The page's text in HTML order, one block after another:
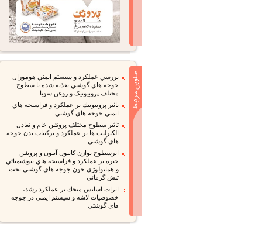
بررسي عملكرد و سيستم ايمني هومورال
جوجه ‌هاي گوشتي تغذيه شده با سطوح
مختلف پروبيوتيک و روغن سويا
تاثير پروبيوتيك بر عملكرد و فراسنجه هاي
ايمني جوجه هاي گوشتي
تاثير سطوح مختلف پروتئين خام و تعادل
الكترليت ها بر عملكرد و تركيبات بدن جوجه
هاي گوشتي
اثرسطوح توازن كاتيون آنيون و پروتئين
جيره بر عملكرد و فراسنجه هاي بيوشيميائي
و هماتولوژي خون جوجه هاي گوشتي تحت
تنش گرمائي
اثرات اسانس ميخك بر عملكرد رشد،
خصوصيات لاشه و سيستم ايمني در جوجه
هاي گوشتي